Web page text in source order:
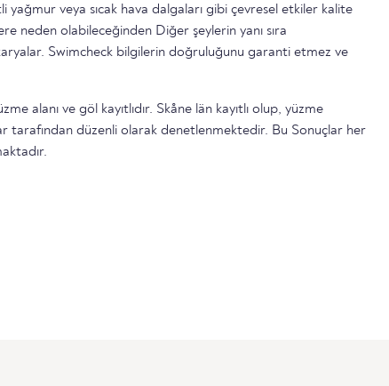
yağmur veya sıcak hava dalgaları gibi çevresel etkiler kalite
neden olabileceğinden Diğer şeylerin yanı sıra
Swimcheck bilgilerin doğruluğunu garanti etmez ve
alanı ve göl kayıtlıdır. Skåne län kayıtlı olup, yüzme
tarafından düzenli olarak denetlenmektedir. Bu Sonuçlar her